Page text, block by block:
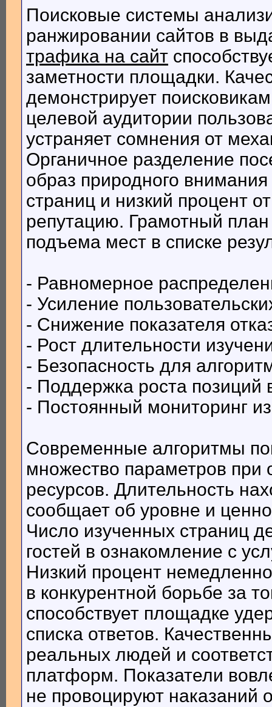
Поисковые системы
ранжировании сайтов в
трафика на сайт
заметности площадки.
демонстрирует
целевой аудитории
устраняет сомнения от
Органичное разделение
образ природного
страниц и низкий процент
репутацию. Грамотный план
подъема мест в списке
- Равномерное
- Усиление
- Снижение показателя
- Рост длительности
- Безопасность для
- Поддержка роста позиций
- Постоянный мониторинг
Современные алгоритмы
множество параметров при
ресурсов. Длительность
сообщает об уровне и
Число изученных страниц
гостей в ознакомление с
Низкий процент
в конкурентной борьбе за
способствует площадке
списка ответов.
реальных людей и
платформ. Показатели
не провоцируют наказаний